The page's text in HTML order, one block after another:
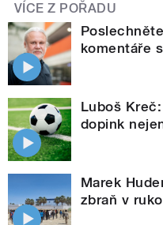
VÍCE Z POŘADU
komentáře
Luboš
dopink
Marek
zbraň v